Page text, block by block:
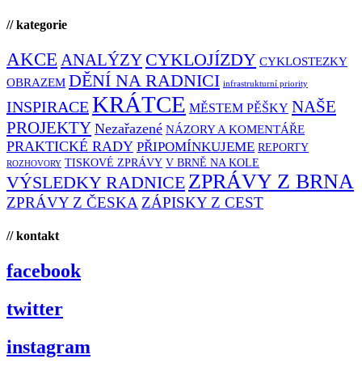
// kategorie
AKCE ANALÝZY CYKLOJÍZDY CYKLOSTEZKY
OBRAZEM DĚNÍ NA RADNICI infrastrukturní priority
INSPIRACEKRÁTCE MĚSTEM PĚŠKY NAŠE
PROJEKTY Nezařazené NÁZORY A KOMENTÁŘE
PRAKTICKÉ RADY PŘIPOMÍNKUJEME REPORTY
ROZHOVORY TISKOVÉ ZPRÁVY V BRNĚ NA KOLE
VÝSLEDKY RADNICE ZPRÁVY Z BRNA
ZPRÁVY Z ČESKA ZÁPISKY Z CEST
// kontakt
facebook
twitter
instagram